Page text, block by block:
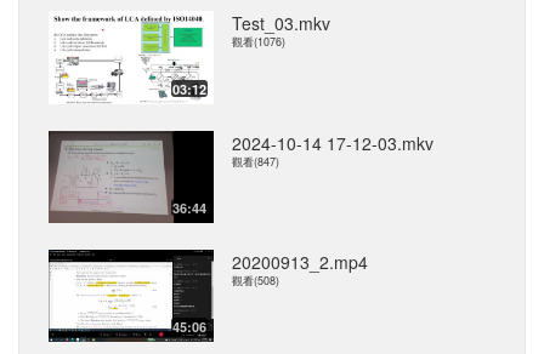
03:12
Test_03.mkv
觀看(1076)
36:44
2024-10-14 17-12-03.mkv
觀看(847)
45:06
20200913_2.mp4
觀看(508)